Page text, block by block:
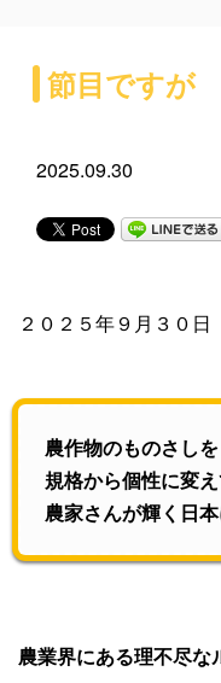
節目ですが
2025.09.30
２０２５年９月３０日
農作物のものさしを
規格から個性に変
農家さんが輝く日本
農業界にある理不尽な